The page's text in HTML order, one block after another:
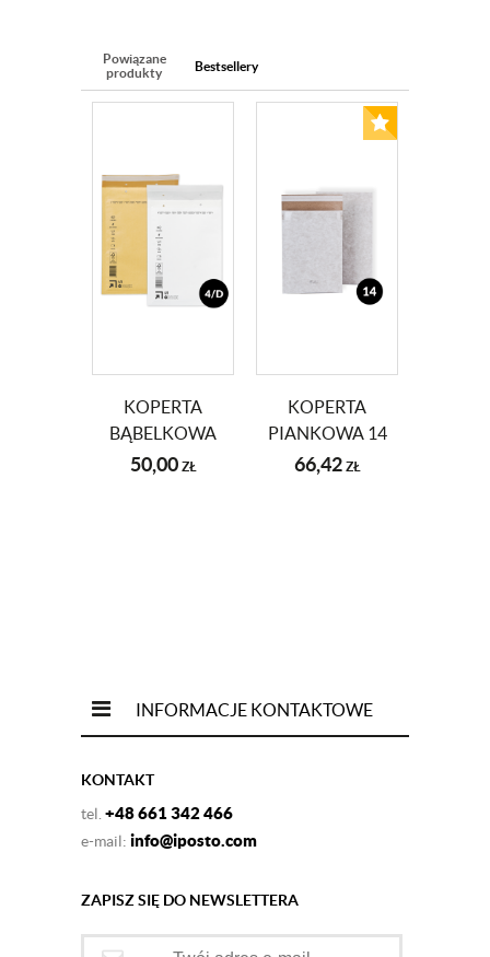
Powiązane
produkty
Bestsellery
KOPERTA
BĄBELKOWA
14D (200X275)
50,00 ZŁ
KOPERTA
PIANKOWA 14
(200X280) 100
66,42 ZŁ
INFORMACJE KONTAKTOWE
KONTAKT
tel.+48 661 342 466
e-mail: info@iposto.com
ZAPISZ SIĘ DO NEWSLETTERA